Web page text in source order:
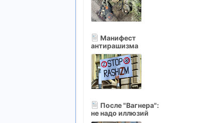
Манифест
антирашизма
После "Вагнера":
не надо иллюзий